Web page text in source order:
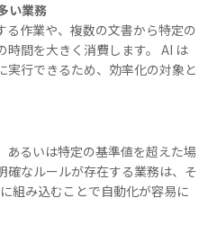
い業務
る作業や、複数の文書から特定の
間を大きく消費します。 AI は
実行できるため、効率化の対象と
あるいは特定の基準値を超えた場
確なルールが存在する業務は、そ
組み込むことで自動化が容易に